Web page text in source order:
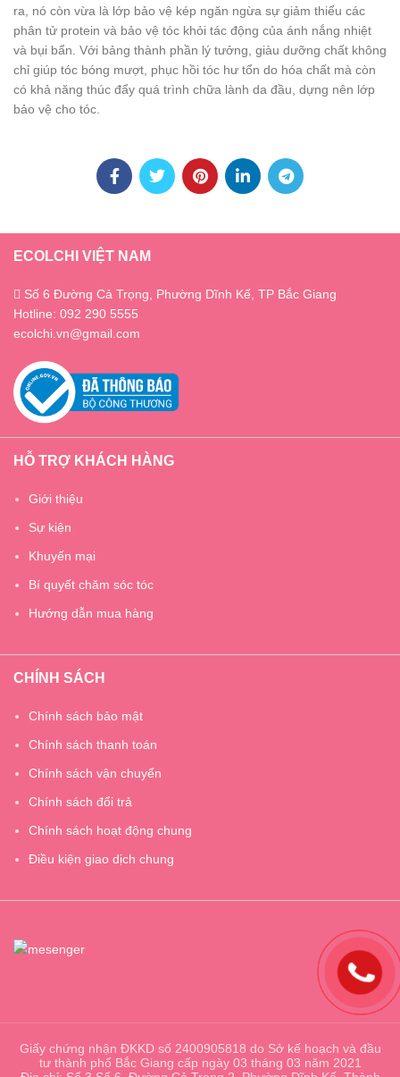
ra, nó còn vừa là lớp bảo vệ kép ngăn ngừa sự giảm thiểu các
phân tử protein và bảo vệ tóc khỏi tác động của ánh nắng nhiệt
và bụi bẩn. Với bảng thành phần lý tưởng, giàu dưỡng chất không
chỉ giúp tóc bóng mượt, phục hồi tóc hư tổn do hóa chất mà còn
có khả năng thúc đẩy quá trình chữa lành da đầu, dựng nên lớp
bảo vệ cho tóc.
ECOLCHI VIỆT NAM
Số 6 Đường Cả Trọng, Phường Dĩnh Kế, TP Bắc Giang
Hotline: 092 290 5555
ecolchi.vn@gmail.com
HỖ TRỢ KHÁCH HÀNG
Giới thiệu
Sự kiện
Khuyến mại
Bí quyết chăm sóc tóc
Hướng dẫn mua hàng
CHÍNH SÁCH
Chính sách bảo mật
Chính sách thanh toán
Chính sách vận chuyển
Chính sách đổi trả
Chính sách hoạt động chung
Điều kiện giao dịch chung
Giấy chứng nhận ĐKKD số 2400905818 do Sở kế hoạch và đầu
tư thành phố Bắc Giang cấp ngày 03 tháng 03 năm 2021